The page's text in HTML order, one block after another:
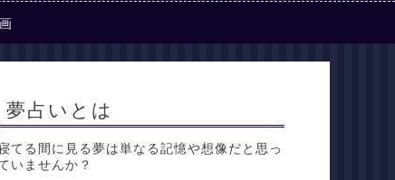
夢占いとは
てる間に見る夢は単なる記憶や想像だと思っ
いませんか？